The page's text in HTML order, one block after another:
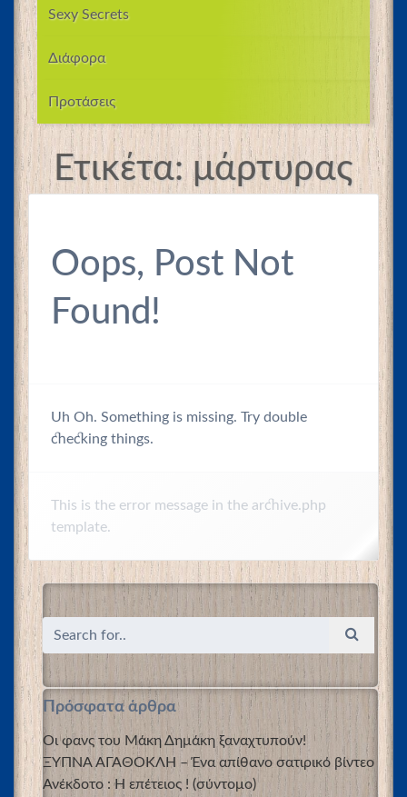
Sexy Secrets
Διάφορα
Προτάσεις
Ετικέτα:μάρτυρας
Oops, Post Not
Found!
Uh Oh. Something is missing. Try double
checking things.
This is the error message in the archive.php
template.
Πρόσφατα άρθρα
Οι φανς του Μάκη Δημάκη ξαναχτυπούν!
ΞΥΠΝΑ ΑΓΑΘΟΚΛΗ – Ένα απίθανο σατιρικό βίντεο
Ανέκδοτο : Η επέτειος ! (σύντομο)